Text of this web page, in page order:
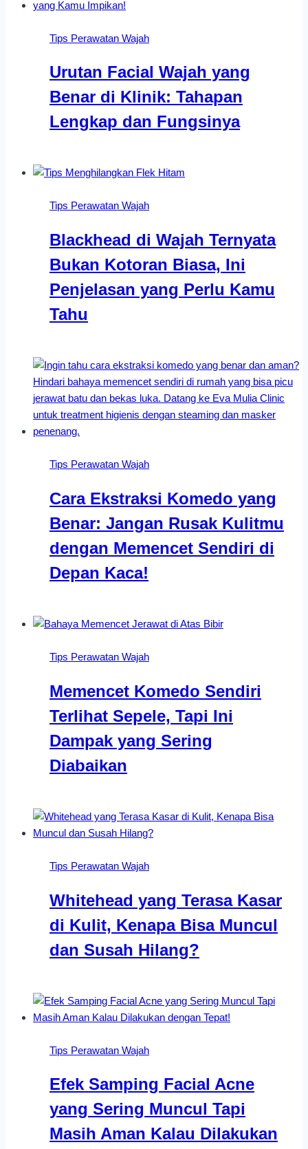
Tips Perawatan Wajah
Urutan Facial Wajah yang
Benar di Klinik: Tahapan
Lengkap dan Fungsinya
Tips Perawatan Wajah
Blackhead di Wajah Ternyata
Bukan Kotoran Biasa, Ini
Penjelasan yang Perlu Kamu
Tahu
Tips Perawatan Wajah
Cara Ekstraksi Komedo yang
Benar: Jangan Rusak Kulitmu
dengan Memencet Sendiri di
Depan Kaca!
Tips Perawatan Wajah
Memencet Komedo Sendiri
Terlihat Sepele, Tapi Ini
Dampak yang Sering
Diabaikan
Tips Perawatan Wajah
Whitehead yang Terasa Kasar
di Kulit, Kenapa Bisa Muncul
dan Susah Hilang?
Tips Perawatan Wajah
Efek Samping Facial Acne
yang Sering Muncul Tapi
Masih Aman Kalau Dilakukan